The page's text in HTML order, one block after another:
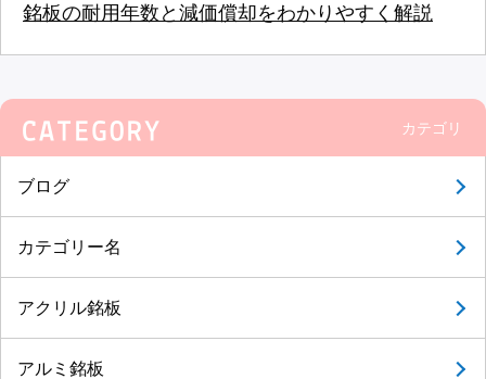
銘板の耐用年数と減価償却をわかりやすく解説
カテゴリ
ブログ
カテゴリー名
アクリル銘板
アルミ銘板